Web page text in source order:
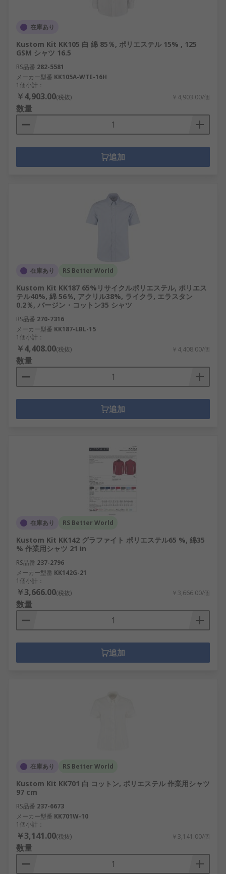
在庫あり
Kustom Kit KK105 白 綿 85％, ポリエステル 15% , 125
GSM シャツ 16.5
RS品番 282-5581
メーカー型番 KK105A-WTE-16H
1個小計：
￥4,903.00(税抜) ￥4,903.00/個
数量
追加
在庫あり RS Better World
Kustom Kit KK187 65%リサイクルポリエステル, ポリエス
テル40%, 綿 56％, アクリル38%, ライクラ, エラスタン
0.2％, バージン・コットン35 シャツ
RS品番 270-7316
メーカー型番 KK187-LBL-15
1個小計：
￥4,408.00(税抜) ￥4,408.00/個
数量
追加
在庫あり RS Better World
Kustom Kit KK142 グラファイト ポリエステル65 %, 綿35
% 作業用シャツ 21 in
RS品番 237-2796
メーカー型番 KK142G-21
1個小計：
￥3,666.00(税抜) ￥3,666.00/個
数量
追加
在庫あり RS Better World
Kustom Kit KK701 白 コットン, ポリエステル 作業用シャツ
97 cm
RS品番 237-6673
メーカー型番 KK701W-10
1個小計：
￥3,141.00(税抜) ￥3,141.00/個
数量